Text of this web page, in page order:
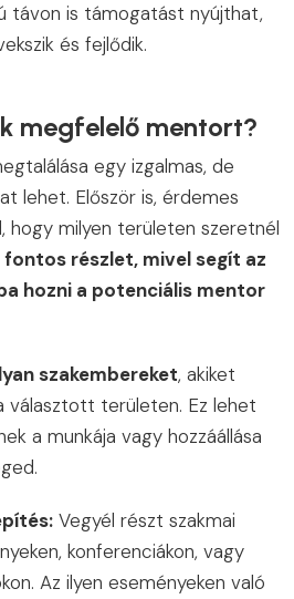
távon is támogatást nyújthat,
és fejlődik.
megfelelő mentort?
egy izgalmas, de
lehet. Először is, érdemes
hogy milyen területen szeretnél
részlet, mivel segít az
hozni a potenciális mentor
szakembereket, akiket
választott területen. Ez lehet
a munkája vagy hozzáállása
Vegyél részt szakmai
konferenciákon, vagy
Az ilyen eseményeken való